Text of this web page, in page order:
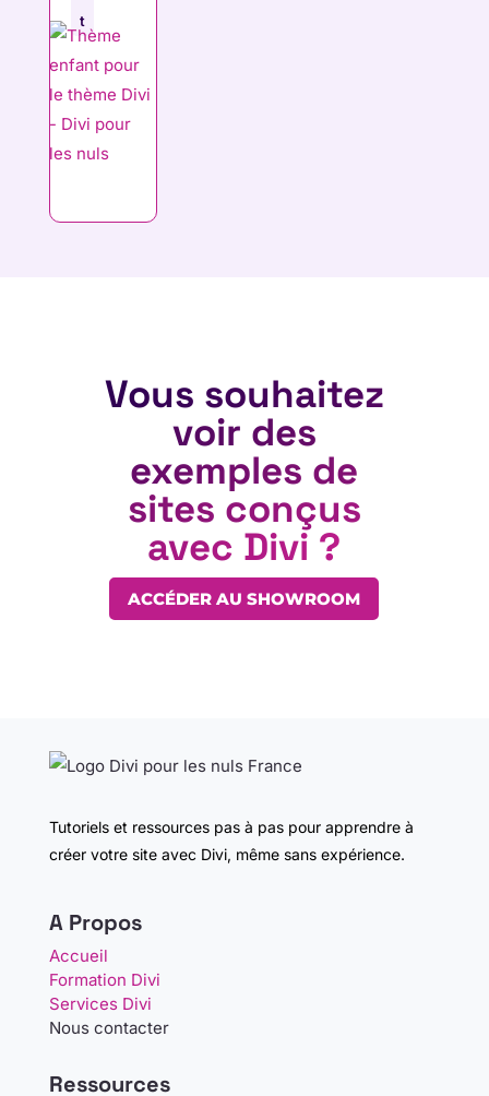
t
Vous souhaitez
voir des
exemples de
sites conçus
avec Divi ?
ACCÉDER AU SHOWROOM
Tutoriels et ressources pas à pas pour apprendre à
créer votre site avec Divi, même sans expérience.
A Propos
Accueil
Formation Divi
Services Divi
Nous contacter
Ressources